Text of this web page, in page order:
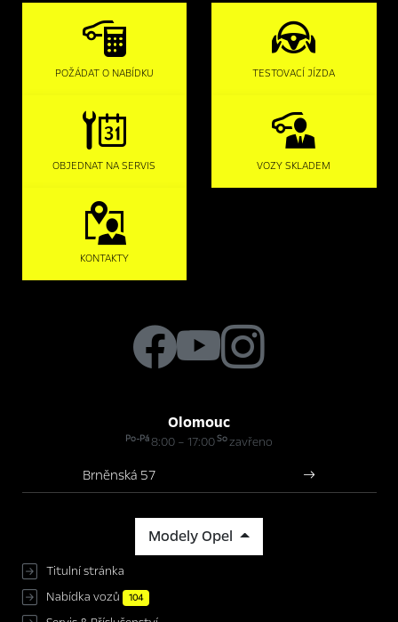
POŽÁDAT O NABÍDKU TESTOVACÍ JÍZDA
OBJEDNAT NA SERVIS VOZY SKLADEM
KONTAKTY
Olomouc
Po-Pá8:00 – 17:00Sozavřeno
Brněnská 57
Modely Opel
Titulní stránka
Nabídka vozů
104